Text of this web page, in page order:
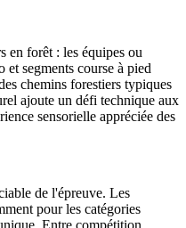
en forêt : les équipes ou
et segments course à pied
chemins forestiers typiques
ajoute un défi technique aux
sensorielle appréciée des
de l'épreuve. Les
pour les catégories
Entre compétition